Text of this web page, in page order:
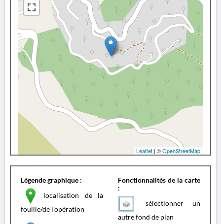
Leaflet | ©OpenStreetMap
Légende graphique :
localisation de la
fouille/de l'opération
Fonctionnalités de la carte
:
sélectionner un
autre fond de plan